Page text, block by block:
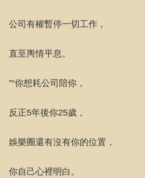
公司有權暫停一切工作，
直至輿情平息。
”“你想耗公司陪你，
反正5年後你25歲，
娛樂圈還有沒有你的位置，
你自己心裡明白。